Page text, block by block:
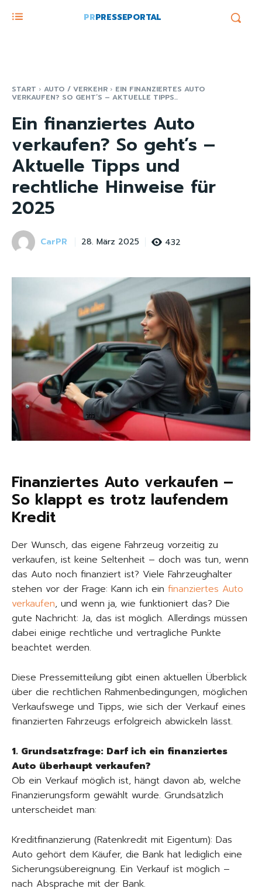
PRPRESSEPORTAL
START AUTO / VERKEHR EIN FINANZIERTES AUTO
VERKAUFEN? SO GEHT’S – AKTUELLE TIPPS...
Ein finanziertes Auto
verkaufen? So geht’s –
Aktuelle Tipps und
rechtliche Hinweise für
2025
CarPR 28. März 2025 432
Finanziertes Auto verkaufen –
So klappt es trotz laufendem
Kredit
Der Wunsch, das eigene Fahrzeug vorzeitig zu
verkaufen, ist keine Seltenheit – doch was tun, wenn
das Auto noch finanziert ist? Viele Fahrzeughalter
stehen vor der Frage: Kann ich ein finanziertes Auto
verkaufen, und wenn ja, wie funktioniert das? Die
gute Nachricht: Ja, das ist möglich. Allerdings müssen
dabei einige rechtliche und vertragliche Punkte
beachtet werden.
Diese Pressemitteilung gibt einen aktuellen Überblick
über die rechtlichen Rahmenbedingungen, möglichen
Verkaufswege und Tipps, wie sich der Verkauf eines
finanzierten Fahrzeugs erfolgreich abwickeln lässt.
1. Grundsatzfrage: Darf ich ein finanziertes
Auto überhaupt verkaufen?
Ob ein Verkauf möglich ist, hängt davon ab, welche
Finanzierungsform gewählt wurde. Grundsätzlich
unterscheidet man:
Kreditfinanzierung (Ratenkredit mit Eigentum): Das
Auto gehört dem Käufer, die Bank hat lediglich eine
Sicherungsübereignung. Ein Verkauf ist möglich –
nach Absprache mit der Bank.